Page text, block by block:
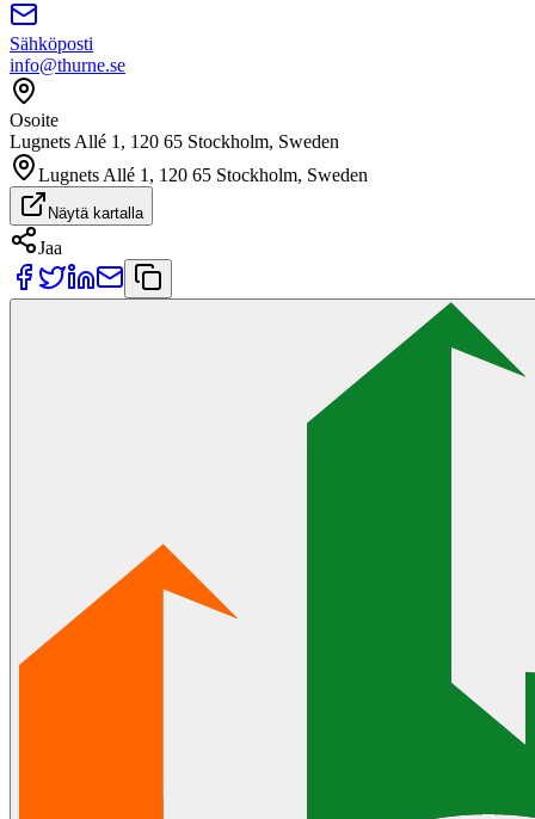
Sähköposti
info@thurne.se
Osoite
Lugnets Allé 1, 120 65 Stockholm, Sweden
Lugnets Allé 1, 120 65 Stockholm, Sweden
Näytä kartalla
Jaa